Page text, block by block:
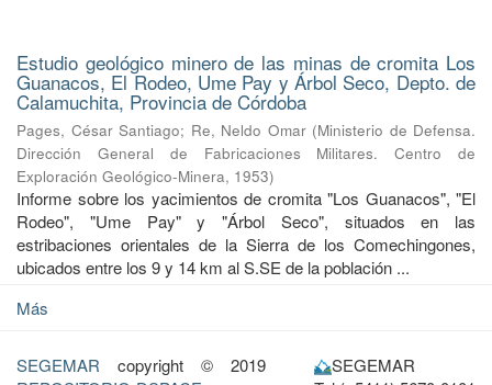
Estudio geológico minero de las minas de cromita Los
Guanacos, El Rodeo, Ume Pay y Árbol Seco, Depto. de
Calamuchita, Provincia de Córdoba
Pages, César Santiago; Re, Neldo Omar (Ministerio de Defensa.
Dirección General de Fabricaciones Militares. Centro de
Exploración Geológico-Minera, 1953)
Informe sobre los yacimientos de cromita "Los Guanacos", "El
Rodeo", "Ume Pay" y "Árbol Seco", situados en las
estribaciones orientales de la Sierra de los Comechingones,
ubicados entre los 9 y 14 km al S.SE de la población ...
Más
SEGEMAR copyright © 2019
SEGEMAR